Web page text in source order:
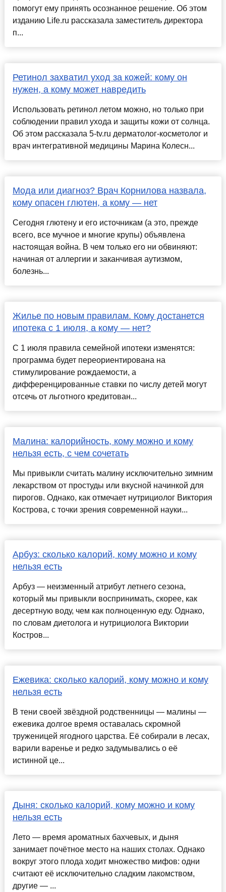
помогут ему принять осознанное решение. Об этом
изданию Life.ru рассказала заместитель директора
п...
Ретинол захватил уход за кожей: кому он
нужен, а кому может навредить
Использовать ретинол летом можно, но только при
соблюдении правил ухода и защиты кожи от солнца.
Об этом рассказала 5-tv.ru дерматолог-косметолог и
врач интегративной медицины Марина Колесн...
Мода или диагноз? Врач Корнилова назвала,
кому опасен глютен, а кому — нет
Сегодня глютену и его источникам (а это, прежде
всего, все мучное и многие крупы) объявлена
настоящая война. В чем только его ни обвиняют:
начиная от аллергии и заканчивая аутизмом,
болезнь...
Жилье по новым правилам. Кому достанется
ипотека с 1 июля, а кому — нет?
С 1 июля правила семейной ипотеки изменятся:
программа будет переориентирована на
стимулирование рождаемости, а
дифференцированные ставки по числу детей могут
отсечь от льготного кредитован...
Малина: калорийность, кому можно и кому
нельзя есть, с чем сочетать
Мы привыкли считать малину исключительно зимним
лекарством от простуды или вкусной начинкой для
пирогов. Однако, как отмечает нутрициолог Виктория
Кострова, с точки зрения современной науки...
Арбуз: сколько калорий, кому можно и кому
нельзя есть
Арбуз — неизменный атрибут летнего сезона,
который мы привыкли воспринимать, скорее, как
десертную воду, чем как полноценную еду. Однако,
по словам диетолога и нутрициолога Виктории
Костров...
Ежевика: сколько калорий, кому можно и кому
нельзя есть
В тени своей звёздной родственницы — малины —
ежевика долгое время оставалась скромной
труженицей ягодного царства. Её собирали в лесах,
варили варенье и редко задумывались о её
истинной це...
Дыня: сколько калорий, кому можно и кому
нельзя есть
Лето — время ароматных бахчевых, и дыня
занимает почётное место на наших столах. Однако
вокруг этого плода ходит множество мифов: одни
считают её исключительно сладким лакомством,
другие — ...